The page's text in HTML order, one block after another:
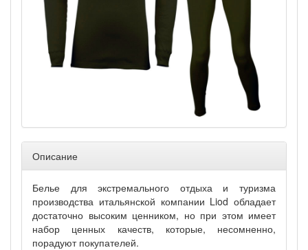
Описание
Белье для экстремального отдыха и туризма
производства итальянской компании Liod обладает
достаточно высоким ценником, но при этом имеет
набор ценных качеств, которые, несомненно,
порадуют покупателей.